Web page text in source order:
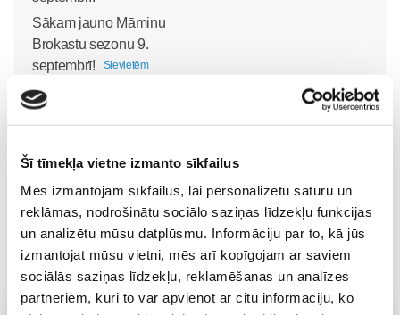
Šī tīmekļa vietne izmanto sīkfailus
Mēs izmantojam sīkfailus, lai personalizētu saturu un
reklāmas, nodrošinātu sociālo saziņas līdzekļu funkcijas
un analizētu mūsu datplūsmu. Informāciju par to, kā jūs
izmantojat mūsu vietni, mēs arī kopīgojam ar saviem
sociālās saziņas līdzekļu, reklamēšanas un analīzes
partneriem, kuri to var apvienot ar citu informāciju, ko
Sākam jauno Māmiņu
Brokastu sezonu 9.
septembrī!
Sievietēm
03. Aug 16:09